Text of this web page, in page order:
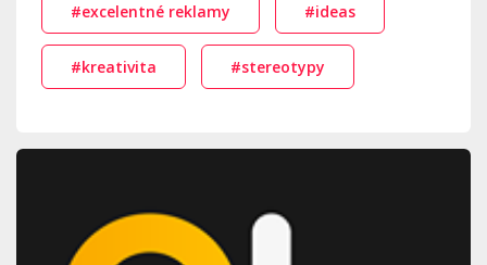
#excelentné reklamy #ideas
#kreativita #stereotypy